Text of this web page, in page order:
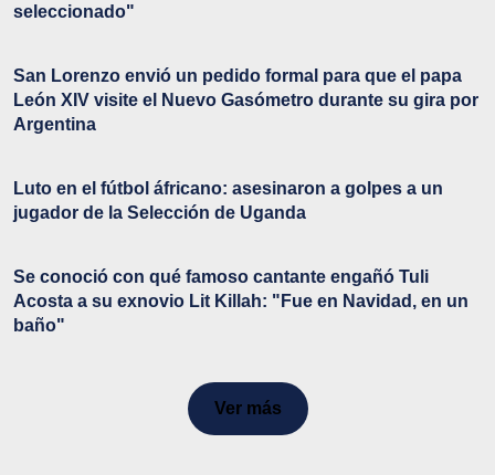
seleccionado"
San Lorenzo envió un pedido formal para que el papa
León XIV visite el Nuevo Gasómetro durante su gira por
Argentina
Luto en el fútbol áfricano: asesinaron a golpes a un
jugador de la Selección de Uganda
Se conoció con qué famoso cantante engañó Tuli
Acosta a su exnovio Lit Killah: "Fue en Navidad, en un
baño"
Ver más